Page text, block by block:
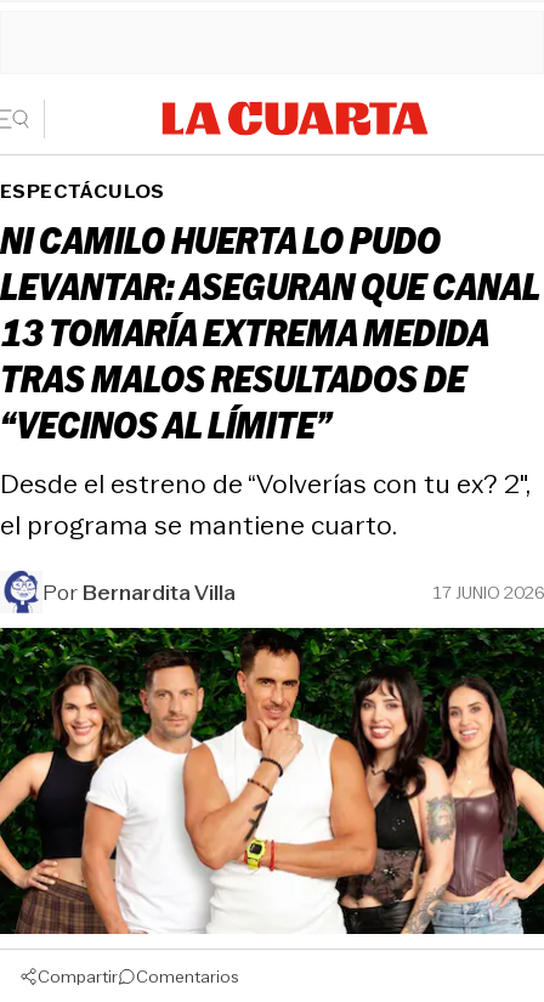
ESPECTÁCULOS
NI CAMILO HUERTA LO PUDO
LEVANTAR: ASEGURAN QUE CANAL
13 TOMARÍA EXTREMA MEDIDA
TRAS MALOS RESULTADOS DE
“VECINOS AL LÍMITE”
Desde el estreno de “Volverías con tu ex? 2″,
el programa se mantiene cuarto.
PorBernardita Villa 17 JUNIO 2026
Compartir Comentarios